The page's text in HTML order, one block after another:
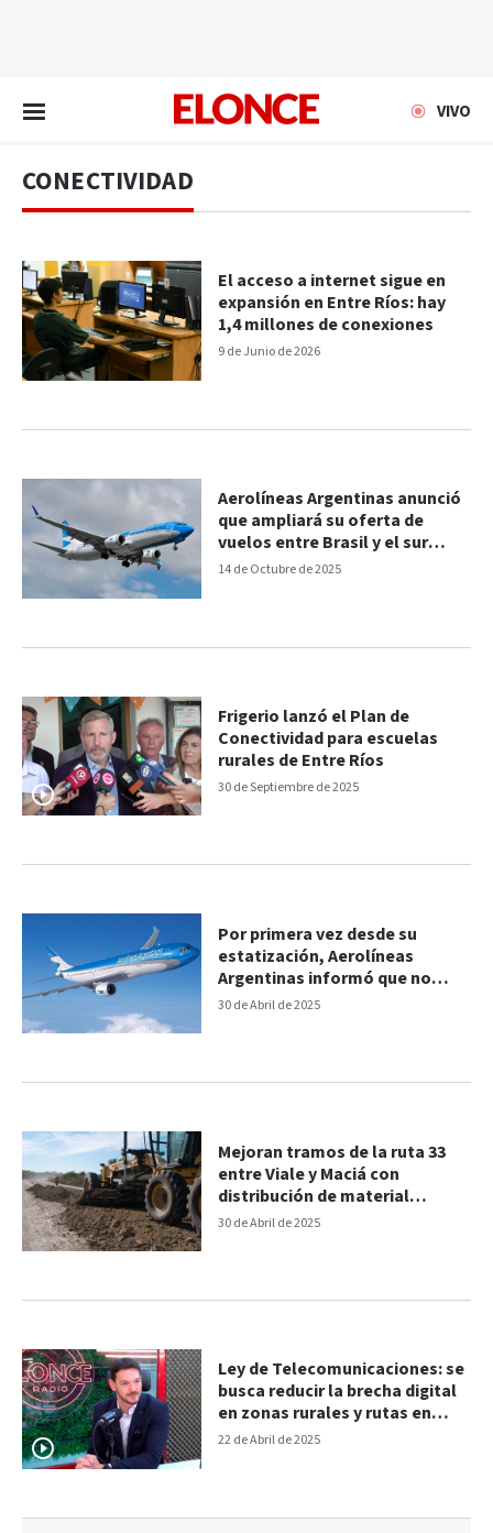
VIVO
CONECTIVIDAD
9 de Junio de 2026
El acceso a internet sigue en
expansión en Entre Ríos: hay
1,4 millones de conexiones
14 de Octubre de 2025
Aerolíneas Argentinas anunció
que ampliará su oferta de
vuelos entre Brasil y el sur
argentino
30 de Septiembre de 2025
Frigerio lanzó el Plan de
Conectividad para escuelas
rurales de Entre Ríos
30 de Abril de 2025
Por primera vez desde su
estatización, Aerolíneas
Argentinas informó que no
pedirá fondos al estado
30 de Abril de 2025
Mejoran tramos de la ruta 33
entre Viale y Maciá con
distribución de material
calcáreo
22 de Abril de 2025
Ley de Telecomunicaciones: se
busca reducir la brecha digital
en zonas rurales y rutas en
Entre Ríos